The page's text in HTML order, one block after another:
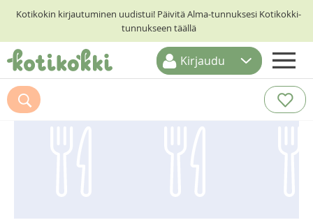
Kotikokin kirjautuminen uudistui! Päivitä Alma-tunnuksesi Kotikokki-
tunnukseen täällä
ETUSIVU
RESEPTIHAKU
Kirjaudu
Suosittelemme myös